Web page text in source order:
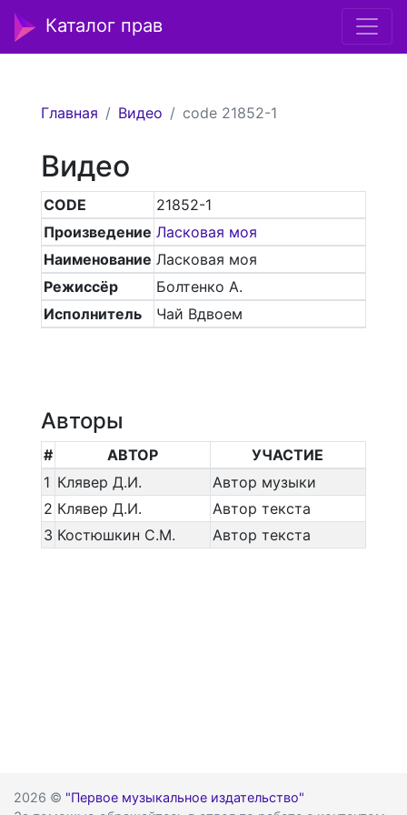
Каталог прав
Главная Видео code 21852-1
Видео
CODE
21852-1
Произведение Ласковая моя
Наименование Ласковая моя
Режиссёр
Болтенко А.
Исполнитель
Чай Вдвоем
Авторы
# АВТОР
УЧАСТИЕ
1 Клявер Д.И.
Автор музыки
2 Клявер Д.И.
Автор текста
3 Костюшкин С.М. Автор текста
2026 © "Первое музыкальное издательство"